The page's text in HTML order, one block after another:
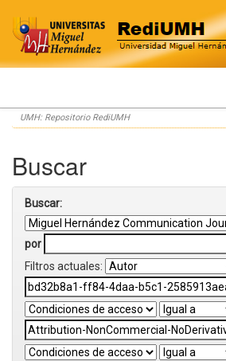
Skip
navigation
UMH: Repositorio RediUMH
Buscar
Buscar:
por
Filtros actuales: